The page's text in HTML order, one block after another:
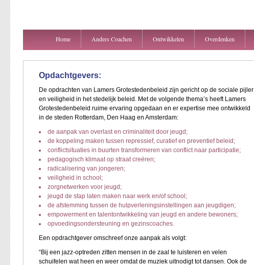
Home Anders Coachen Ontwikkelen Overdenken
Opdachtgevers:
De opdrachten van Lamers Grotestedenbeleid zijn gericht op de sociale pijler
en veiligheid in het stedelijk beleid. Met de volgende thema’s heeft Lamers
Grotestedenbeleid ruime ervaring opgedaan en er expertise mee ontwikkeld
in de steden Rotterdam, Den Haag en Amsterdam:
de aanpak van overlast en criminaliteit door jeugd;
de koppeling maken tussen repressief, curatief en preventief beleid;
conflictsituaties in buurten transformeren van conflict naar participatie;
pedagogisch klimaat op straat creëren;
radicalisering van jongeren;
veiligheid in school;
zorgnetwerken voor jeugd;
jeugd de stap laten maken naar werk en/of school;
de afstemming tussen de hulpverleningsinstellingen aan jeugdigen;
empowerment en talentontwikkeling van jeugd en andere bewoners;
opvoedingsondersteuning en gezinscoaches.
Een opdrachtgever omschreef onze aanpak als volgt:
“Bij een jazz-optreden zitten mensen in de zaal te luisteren en velen
schuifelen wat heen en weer omdat de muziek uitnodigt tot dansen. Ook de